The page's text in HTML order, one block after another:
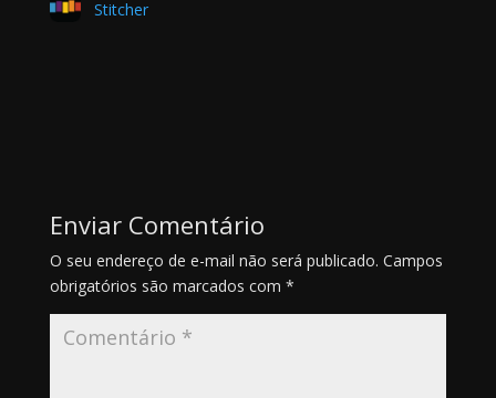
Stitcher
Enviar Comentário
O seu endereço de e-mail não será publicado. Campos
obrigatórios são marcados com *